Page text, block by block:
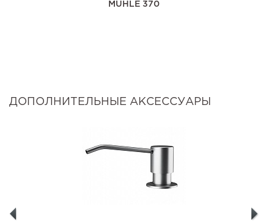
MUHLE 370
ДОПОЛНИТЕЛЬНЫЕ АКСЕССУАРЫ